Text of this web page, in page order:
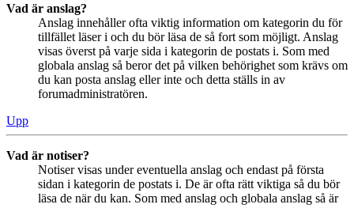
Vad är anslag?
Anslag innehåller ofta viktig information om kategorin du för
tillfället läser i och du bör läsa de så fort som möjligt. Anslag
visas överst på varje sida i kategorin de postats i. Som med
globala anslag så beror det på vilken behörighet som krävs om
du kan posta anslag eller inte och detta ställs in av
forumadministratören.
Upp
Vad är notiser?
Notiser visas under eventuella anslag och endast på första
sidan i kategorin de postats i. De är ofta rätt viktiga så du bör
läsa de när du kan. Som med anslag och globala anslag så är